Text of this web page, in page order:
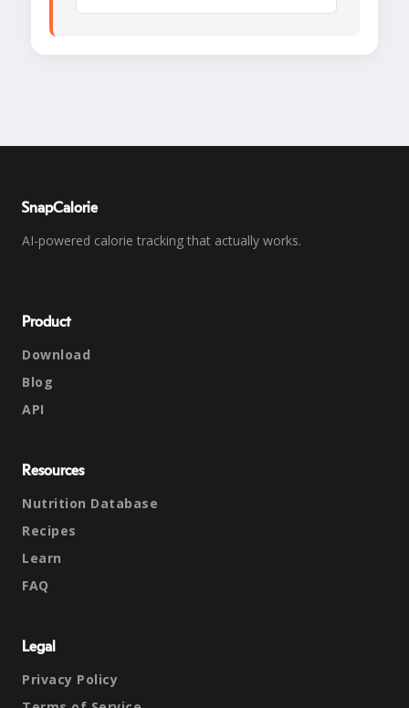
SnapCalorie
AI-powered calorie tracking that actually works.
Product
Download
Blog
API
Resources
Nutrition Database
Recipes
Learn
FAQ
Legal
Privacy Policy